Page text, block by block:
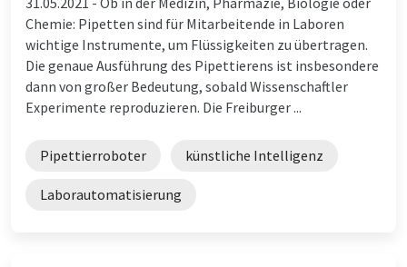
Chemie: Pipetten sind für Mitarbeitende in Laboren
wichtige Instrumente, um Flüssigkeiten zu übertragen.
Die genaue Ausführung des Pipettierens ist insbesondere
dann von großer Bedeutung, sobald Wissenschaftler
Experimente reproduzieren. Die Freiburger ...
Pipettierroboter künstliche Intelligenz
Laborautomatisierung